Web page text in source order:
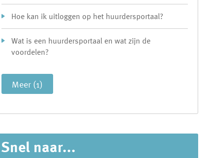
Hoe kan ik uitloggen op het huurdersportaal?
Wat is een huurdersportaal en wat zijn de
voordelen?
Meer (1)
Snel naar...